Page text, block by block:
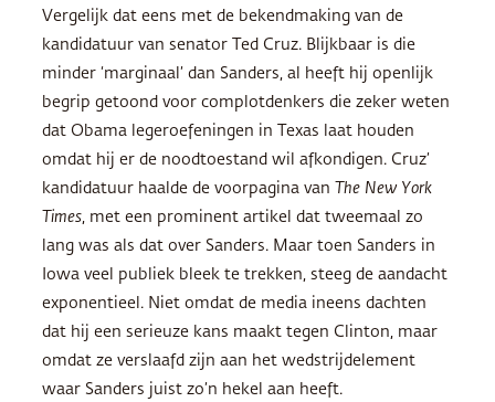
Vergelijk dat eens met de bekendmaking van de
kandidatuur van senator Ted Cruz. Blijkbaar is die
minder ‘marginaal’ dan Sanders, al heeft hij openlijk
begrip getoond voor complotdenkers die zeker weten
dat Obama legeroefeningen in Texas laat houden
omdat hij er de noodtoestand wil afkondigen. Cruz’
kandidatuur haalde de voorpagina van The New York
Times, met een prominent artikel dat tweemaal zo
lang was als dat over Sanders. Maar toen Sanders in
Iowa veel publiek bleek te trekken, steeg de aandacht
exponentieel. Niet omdat de media ineens dachten
dat hij een serieuze kans maakt tegen Clinton, maar
omdat ze verslaafd zijn aan het wedstrijdelement
waar Sanders juist zo’n hekel aan heeft.